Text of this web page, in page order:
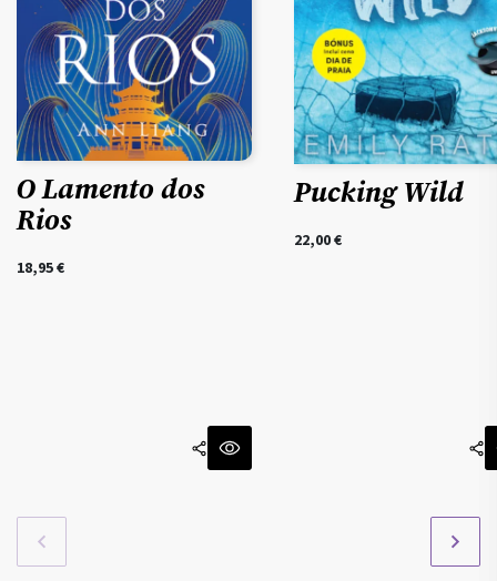
O Lamento dos
Rios
18,95€
Pucking Wild
22,00€